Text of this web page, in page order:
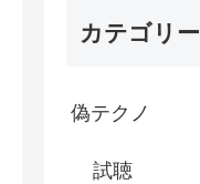
カテゴリー
偽テクノ
試聴